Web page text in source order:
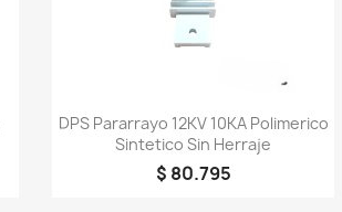
Vista rápida
DPS Pararrayo 12KV 10KA Polimerico
Sintetico Sin Herraje
$ 80.795